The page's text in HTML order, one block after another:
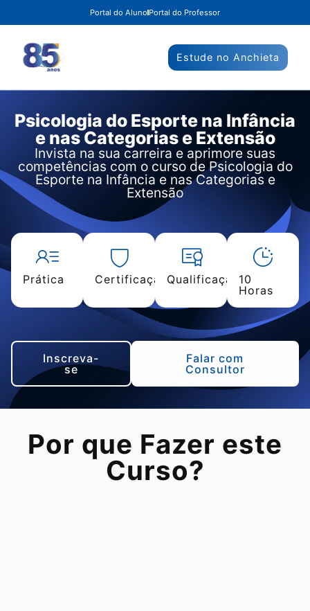
Portal do Aluno Portal do Professor
Estude no Anchieta
Psicologia do Esporte na Infância
e nas Categorias e Extensão
Invista na sua carreira e aprimore suas
competências com o curso de Psicologia do
Esporte na Infância e nas Categorias e
Extensão
Prática CertificaçãoQualificação10
Horas
Inscreva-
se
Falar com
Consultor
Por que Fazer este
Curso?